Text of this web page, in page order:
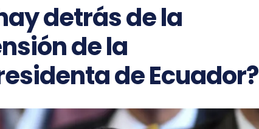
detrás de la
de la
de Ecuador?